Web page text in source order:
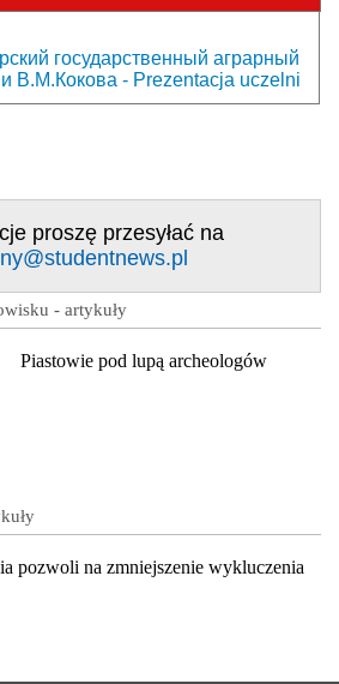
государственный аграрный
В.М.Кокова - Prezentacja uczelni
proszę przesyłać na
- artykuły
Piastowie pod lupą archeologów
pozwoli na zmniejszenie wykluczenia